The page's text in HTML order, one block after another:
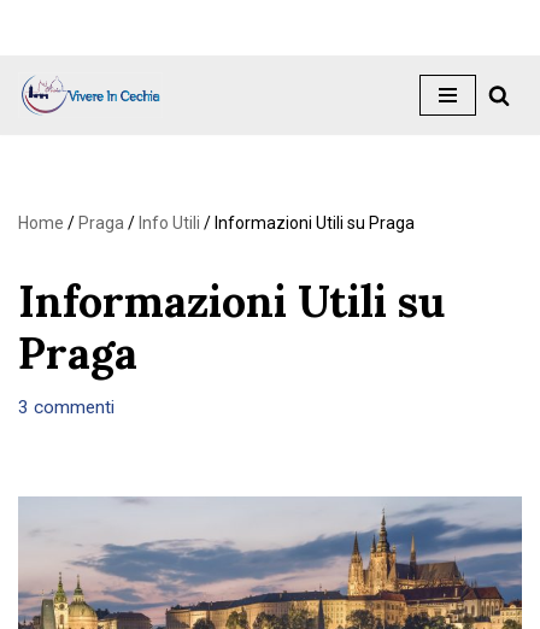
Vai
Home / Praga/ Info Utili / Informazioni Utili su Praga
Informazioni Utili su
Praga
3 commenti